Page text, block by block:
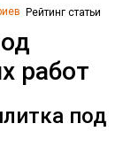
Рейтинг статьи
работ
под